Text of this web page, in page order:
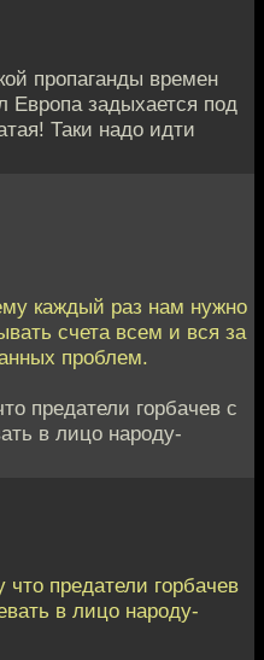
пропаганды времен
Европа задыхается под
Таки надо идти
каждый раз нам нужно
счета всем и вся за
проблем.
предатели горбачев с
в лицо народу-
предатели горбачев
в лицо народу-